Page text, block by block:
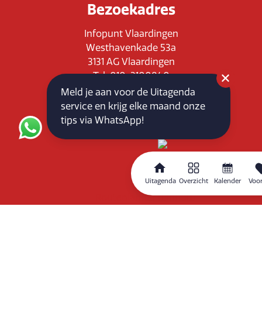
Uitagenda Overzicht Kalender
Bezoekadres
Infopunt Vlaardingen
Westhavenkade 53a
3131 AG Vlaardingen
Tel: 010-3100840
E-mail: info@vlaardingenpartners.nl
KvK: 71555544
BTW : NL858760939B01
Routeplanner
Meld je aan voor de Uitagenda
service en krijg elke maand onze
tips via WhatsApp!